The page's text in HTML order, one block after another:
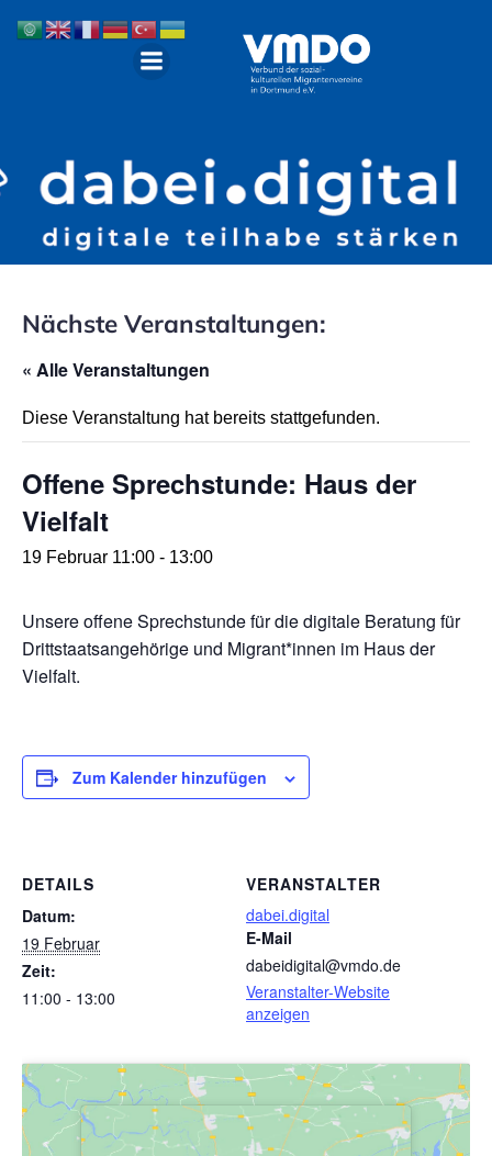
Nächste Veranstaltungen:
« Alle Veranstaltungen
Diese Veranstaltung hat bereits stattgefunden.
Offene Sprechstunde: Haus der
Vielfalt
19 Februar 11:00 - 13:00
Unsere offene Sprechstunde für die digitale Beratung für
Drittstaatsangehörige und Migrant*innen im Haus der
Vielfalt.
Zum Kalender hinzufügen
DETAILS
Datum:
19 Februar
Zeit:
11:00 - 13:00
VERANSTALTER
dabei.digital
E-Mail
dabeidigital@vmdo.de
Veranstalter-Website
anzeigen